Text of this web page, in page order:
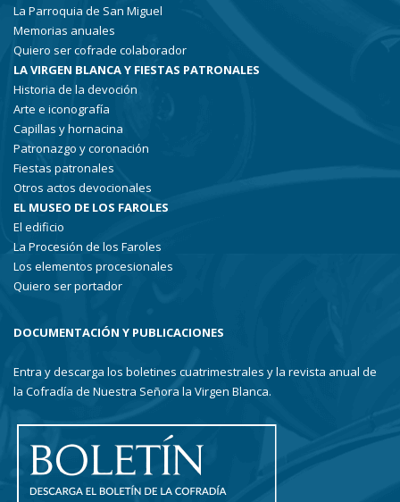
La Parroquia de San Miguel
Memorias anuales
Quiero ser cofrade colaborador
LA VIRGEN BLANCA Y FIESTAS PATRONALES
Historia de la devoción
Arte e iconografía
Capillas y hornacina
Patronazgo y coronación
Fiestas patronales
Otros actos devocionales
EL MUSEO DE LOS FAROLES
El edificio
La Procesión de los Faroles
Los elementos procesionales
Quiero ser portador
DOCUMENTACIÓN Y PUBLICACIONES
Entra y descarga los boletines cuatrimestrales y la revista anual de
la Cofradía de Nuestra Señora la Virgen Blanca.